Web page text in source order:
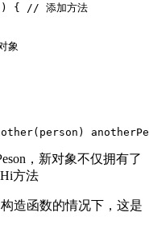
{ // 添加方法
象
，新对象不仅拥有了
方法
造函数的情况下，这是